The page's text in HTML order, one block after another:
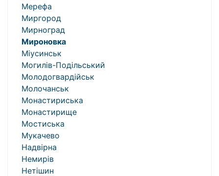
Мерефа
Миргород
Мирноград
Мироновка
Міусинськ
Могилів-Подільський
Молодогвардійськ
Молочанськ
Монастириська
Монастирище
Мостиська
Мукачево
Надвірна
Немирів
Нетішин